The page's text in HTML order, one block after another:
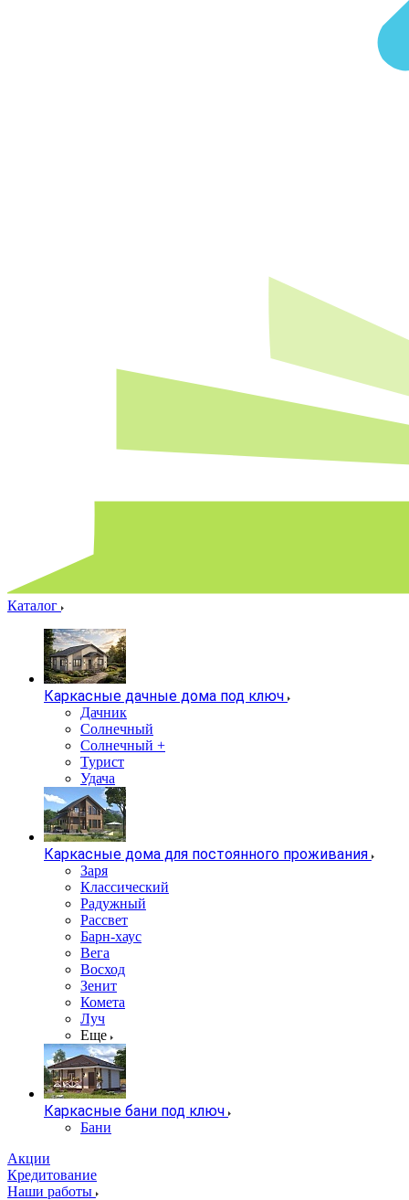
Каталог
Каркасные дачные дома под ключ
Дачник
Солнечный
Солнечный +
Турист
Удача
Каркасные дома для постоянного проживания
Заря
Классический
Радужный
Рассвет
Барн-хаус
Вега
Восход
Зенит
Комета
Луч
Еще
Каркасные бани под ключ
Бани
Акции
Кредитование
Наши работы